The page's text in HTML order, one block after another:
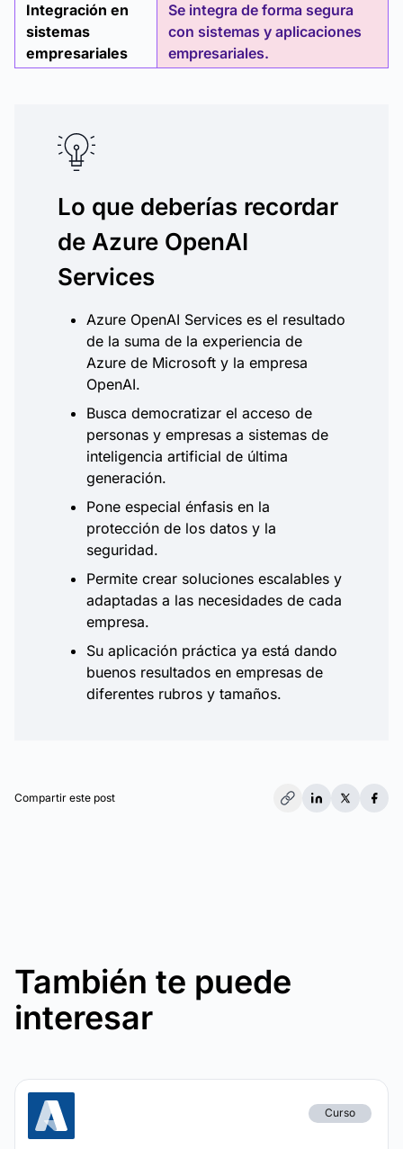
Integración en
sistemas
empresariales
Se integra de forma segura
con sistemas y aplicaciones
empresariales.
Lo que deberías recordar
de Azure OpenAI
Services
Azure OpenAI Services es el resultado
de la suma de la experiencia de
Azure de Microsoft y la empresa
OpenAI.
Busca democratizar el acceso de
personas y empresas a sistemas de
inteligencia artificial de última
generación.
Pone especial énfasis en la
protección de los datos y la
seguridad.
Permite crear soluciones escalables y
adaptadas a las necesidades de cada
empresa.
Su aplicación práctica ya está dando
buenos resultados en empresas de
diferentes rubros y tamaños.
Compartir este post
También te puede
interesar
Curso